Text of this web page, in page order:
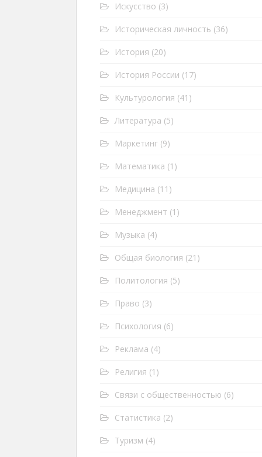
Искусство (3)
Историческая личность (36)
История (20)
История России (17)
Культурология (41)
Литература (5)
Маркетинг (9)
Математика (1)
Медицина (11)
Менеджмент (1)
Музыка (4)
Общая биология (21)
Политология (5)
Право (3)
Психология (6)
Реклама (4)
Религия (1)
Связи с общественностью (6)
Статистика (2)
Туризм (4)